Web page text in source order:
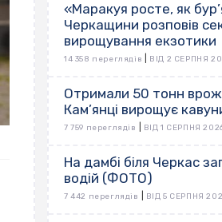
«Маракуя росте, як
Черкащини розповів
вирощування екзотики
14 358 переглядів ВІД 2 СЕРПНЯ
Отримали 50 тонн
Кам’янці вирощує
7 759 переглядів ВІД 1 СЕРПНЯ
На дамбі біля Черкас
водій (ФОТО)
7 442 переглядів ВІД 5 СЕРПНЯ